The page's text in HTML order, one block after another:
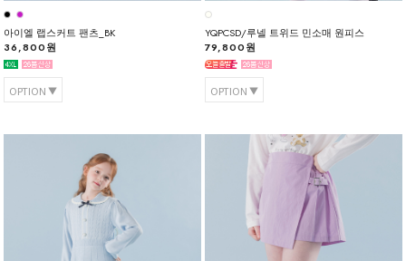
아이엘 랩스커트 팬츠_BK
36,800원
OPTION
YQPCSD/루넬 트위드 민소매 원피스
79,800원
OPTION